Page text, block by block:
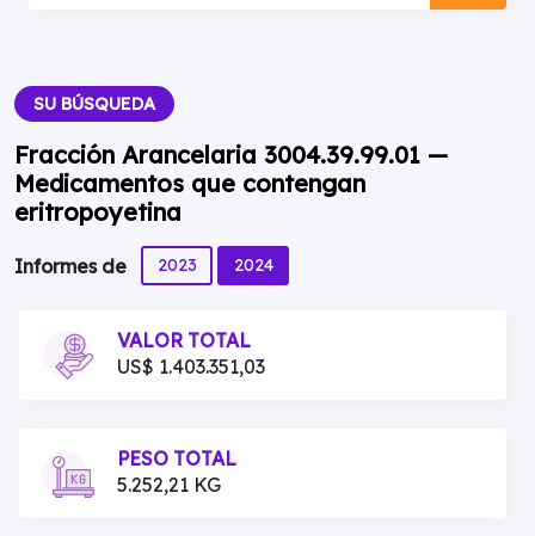
SU BÚSQUEDA
Fracción Arancelaria 3004.39.99.01 —
Medicamentos que contengan
eritropoyetina
Informes de 2023 2024
VALOR TOTAL
US$ 1.403.351,03
PESO TOTAL
5.252,21 KG